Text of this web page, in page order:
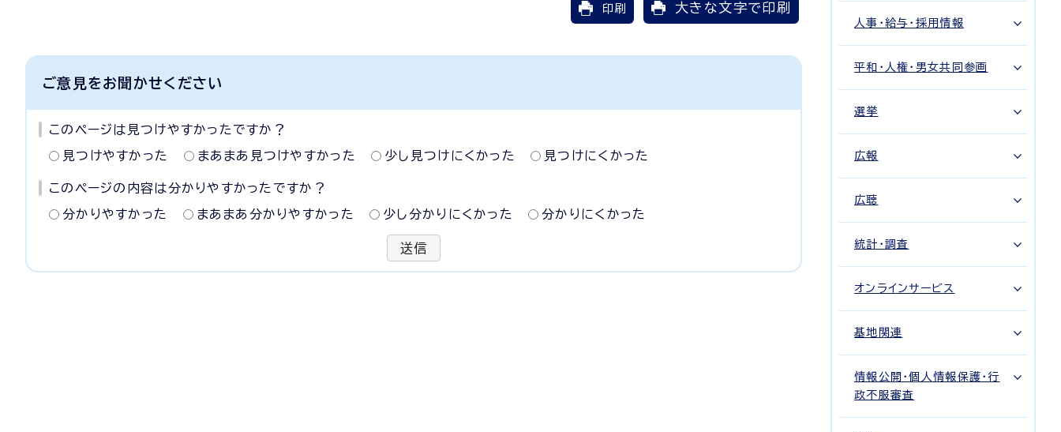
印刷 大きな文字で印刷
ご意見をお聞かせください
このページは見つけやすかったですか？
見つけやすかった まあまあ見つけやすかった 少し見つけにくかった 見つけにくかった
このページの内容は分かりやすかったですか？
分かりやすかった まあまあ分かりやすかった 少し分かりにくかった 分かりにくかった
送信
人事・給与・採用情報
平和・人権・男女共同参画
選挙
広報
広聴
統計・調査
オンラインサービス
基地関連
情報公開・個人情報保護・行
政不服審査